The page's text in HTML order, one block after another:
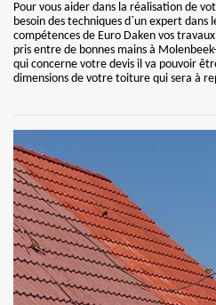
Pour vous aider dans la réalisation de
besoin des techniques d`un expert dans
compétences de Euro Daken vos
pris entre de bonnes mains à
qui concerne votre devis il va pouvoir
dimensions de votre toiture qui sera à